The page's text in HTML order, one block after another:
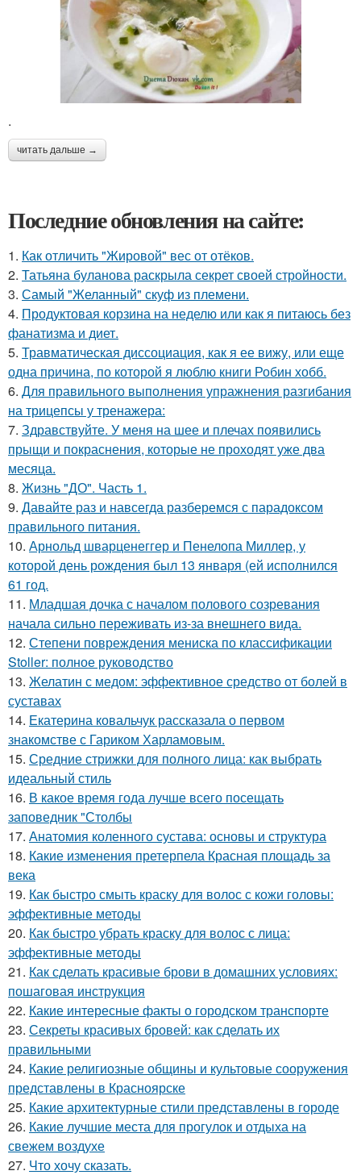
.
читать дальше →
Последние обновления на сайте:
1. Как отличить "Жировой" вес от отёков.
2. Татьяна буланова раскрыла секрет своей стройности.
3. Самый "Желанный" скуф из племени.
4. Продуктовая корзина на неделю или как я питаюсь без
фанатизма и диет.
5. Травматическая диссоциация, как я ее вижу, или еще
одна причина, по которой я люблю книги Робин хобб.
6. Для правильного выполнения упражнения разгибания
на трицепсы у тренажера:
7. Здравствуйте. У меня на шее и плечах появились
прыщи и покраснения, которые не проходят уже два
месяца.
8. Жизнь "ДО". Часть 1.
9. Давайте раз и навсегда разберемся с парадоксом
правильного питания.
10. Арнольд шварценеггер и Пенелопа Миллер, у
которой день рождения был 13 января (ей исполнился
61 год.
11. Младшая дочка с началом полового созревания
начала сильно переживать из-за внешнего вида.
12. Степени повреждения мениска по классификации
Stoller: полное руководство
13. Желатин с медом: эффективное средство от болей в
суставах
14. Екатерина ковальчук рассказала о первом
знакомстве с Гариком Харламовым.
15. Средние стрижки для полного лица: как выбрать
идеальный стиль
16. В какое время года лучше всего посещать
заповедник "Столбы
17. Анатомия коленного сустава: основы и структура
18. Какие изменения претерпела Красная площадь за
века
19. Как быстро смыть краску для волос с кожи головы:
эффективные методы
20. Как быстро убрать краску для волос с лица:
эффективные методы
21. Как сделать красивые брови в домашних условиях:
пошаговая инструкция
22. Какие интересные факты о городском транспорте
23. Секреты красивых бровей: как сделать их
правильными
24. Какие религиозные общины и культовые сооружения
представлены в Красноярске
25. Какие архитектурные стили представлены в городе
26. Какие лучшие места для прогулок и отдыха на
свежем воздухе
27. Что хочу сказать.